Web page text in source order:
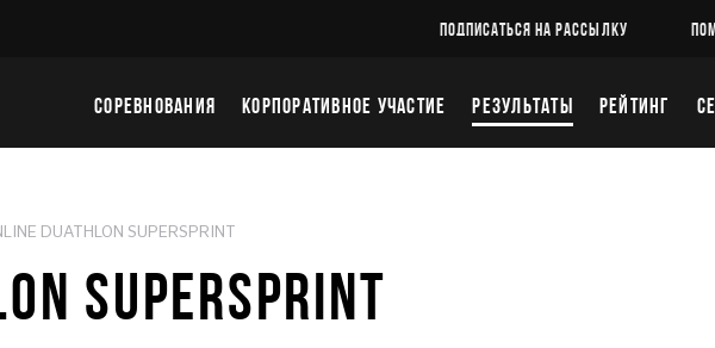
ПОДПИСАТЬСЯ НА РАССЫЛКУ
СОРЕВНОВАНИЯ КОРПОРАТИВНОЕ УЧАСТИЕ РЕЗУЛЬТАТЫ РЕЙТИНГ
DUATHLON SUPERSPRINT
SUPERSPRINT